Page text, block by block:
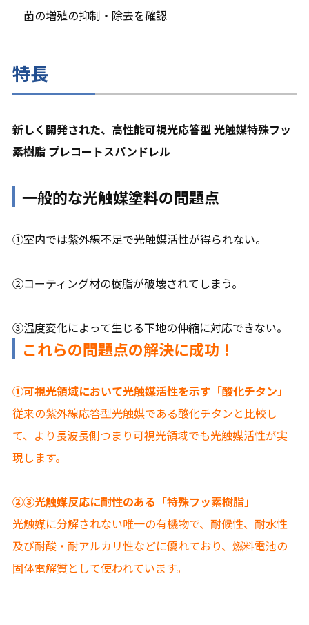
菌の増殖の抑制・除去を確認
特長
新しく開発された、高性能可視光応答型 光触媒特殊フッ
素樹脂 プレコートスパンドレル
一般的な光触媒塗料の問題点
①室内では紫外線不足で光触媒活性が得られない。
②コーティング材の樹脂が破壊されてしまう。
③温度変化によって生じる下地の伸縮に対応できない。
これらの問題点の解決に成功！
①可視光領域において光触媒活性を示す「酸化チタン」
従来の紫外線応答型光触媒である酸化チタンと比較し
て、より長波長側つまり可視光領域でも光触媒活性が実
現します。
②③光触媒反応に耐性のある「特殊フッ素樹脂」
光触媒に分解されない唯一の有機物で、耐候性、耐水性
及び耐酸・耐アルカリ性などに優れており、燃料電池の
固体電解質として使われています。